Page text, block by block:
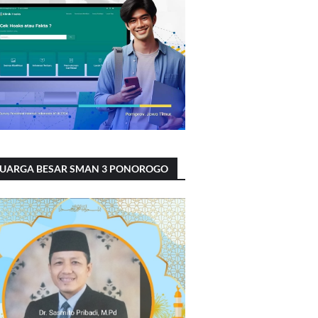
BESAR SMAN 3 PONOROGO